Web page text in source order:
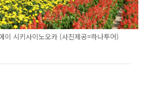
이 시키사이노오카 (사진제공=하나투어)